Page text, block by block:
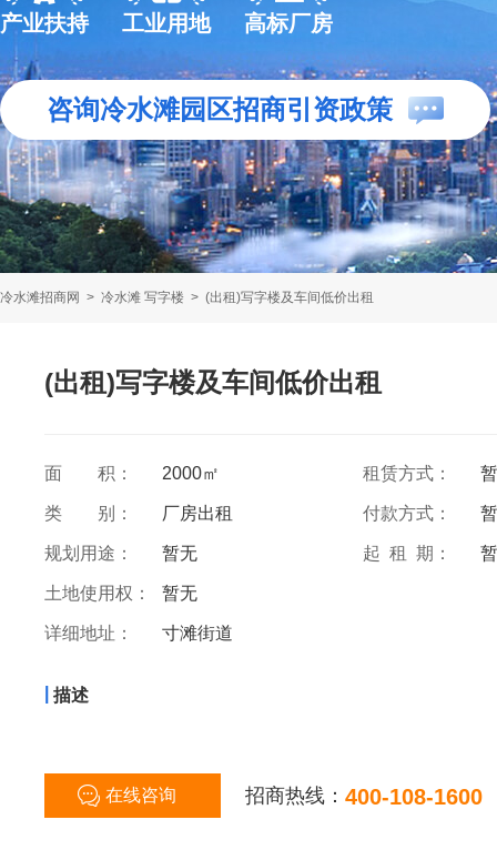
产业扶持 工业用地 高标厂房
咨询冷水滩园区招商引资政策
冷水滩招商网 > 冷水滩 写字楼 > (出租)写字楼及车间低价出租
(出租)写字楼及车间低价出租
面 积： 2000㎡ 租赁方式：
类 别： 厂房出租 付款方式：
规划用途： 暂无 起 租 期：
土地使用权： 暂无
详细地址： 寸滩街道
描述
在线咨询 招商热线： 400-108-1600